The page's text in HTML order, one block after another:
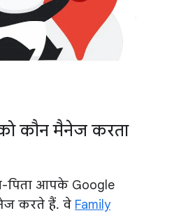
कौन मैनेज करता
पिता आपके Google
करते हैं. वे Family